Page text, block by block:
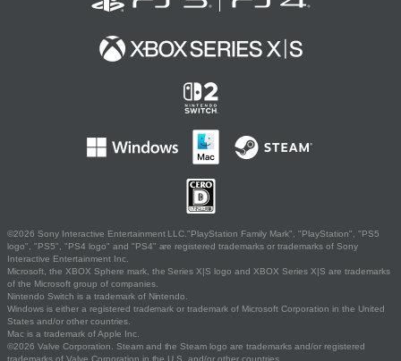
©2026 Sony Interactive Entertainment LLC."PlayStation Family Mark", "PlayStation", "PS5
logo", "PS5", "PS4 logo" and "PS4" are registered trademarks or trademarks of Sony
Interactive Entertainment Inc.
Microsoft, the XBOX Sphere mark, the Series X|S logo and XBOX Series X|S are trademarks
of the Microsoft group of companies.
Nintendo Switch is a trademark of Nintendo.
Windows is either a registered trademark or trademark of Microsoft Corporation in the United
States and/or other countries.
Mac is a trademark of Apple Inc.
©2026 Valve Corporation. Steam and the Steam logo are trademarks and/or registered
trademarks of Valve Corporation in the U.S. and/or other countries.